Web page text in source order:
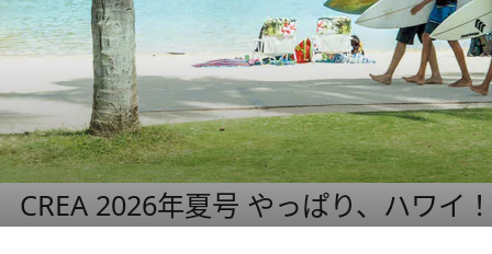
CREA 2026年夏号 やっぱり、ハワイ